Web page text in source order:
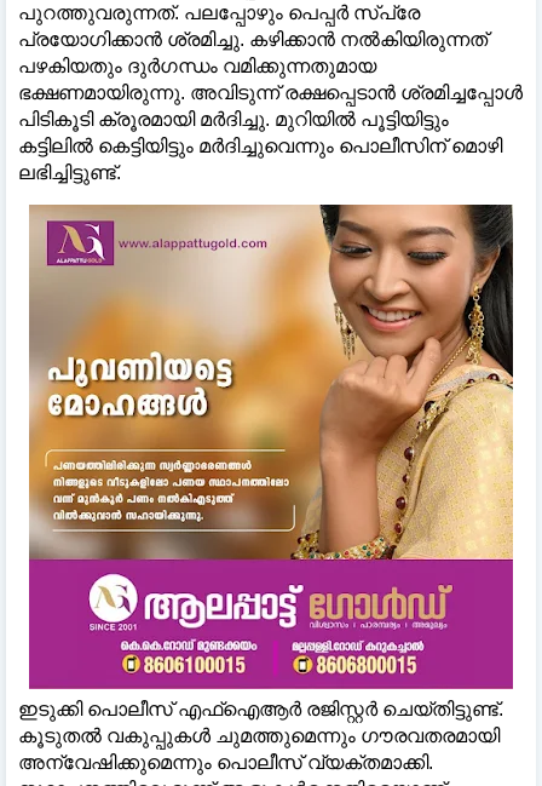
പുറത്തുവരുന്നത്. പലപ്പോഴും പെപ്പർ സ്പ്രേ
പ്രയോഗിക്കാൻ ശ്രമിച്ചു. കഴിക്കാൻ നല്‍കിയിരുന്നത്
പഴകിയതും ദുർഗന്ധം വമിക്കുന്നതുമായ
ഭക്ഷണമായിരുന്നു. അവിടുന്ന് രക്ഷപ്പെടാൻ ശ്രമിച്ചപ്പോള്‍
പിടികൂടി ക്രൂരമായി മർദിച്ചു. മുറിയില്‍ പൂട്ടിയിട്ടും
കട്ടിലില്‍ കെട്ടിയിട്ടും മർദിച്ചുവെന്നും പൊലീസിന് മൊഴി
ലഭിച്ചിട്ടുണ്ട്.
ഇടുക്കി പൊലീസ് എഫ്‌ഐആർ രജിസ്റ്റർ ചെയ്തിട്ടുണ്ട്.
കൂടുതല്‍ വകുപ്പുകള്‍ ചുമത്തുമെന്നും ഗൗരവതരമായി
അന്വേഷിക്കുമെന്നും പൊലീസ് വ്യക്തമാക്കി.